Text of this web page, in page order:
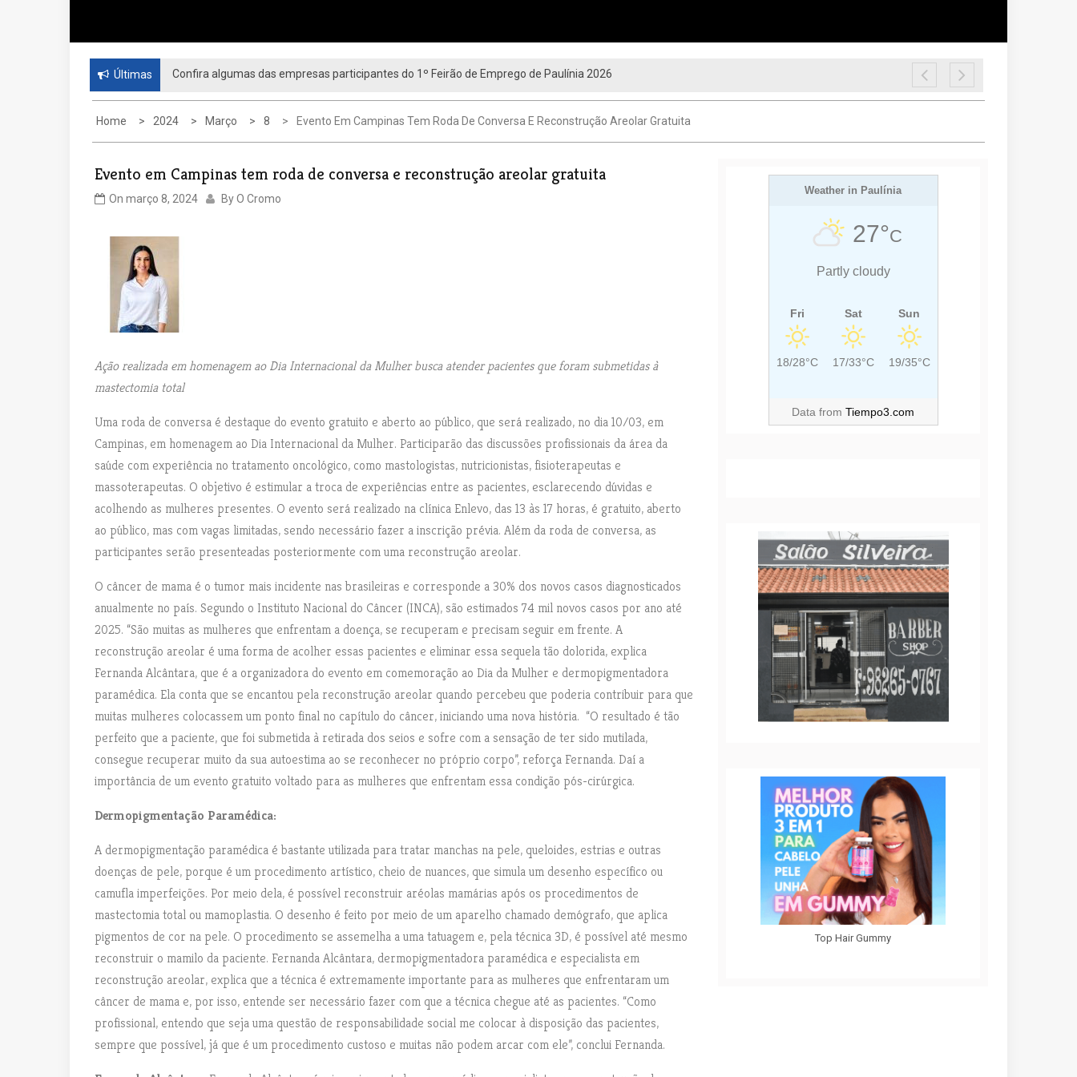
Últimas Confira algumas das empresas participantes do 1º Feirão de Emprego de Paulínia 2026
Home 2024 Março 8 Evento Em Campinas Tem Roda De Conversa E Reconstrução Areolar Gratuita
Evento em Campinas tem roda de conversa e reconstrução areolar gratuita
On março 8, 2024 ByO Cromo
Ação realizada em homenagem ao Dia Internacional da Mulher busca atender pacientes que foram submetidas à
mastectomia total
Uma roda de conversa é destaque do evento gratuito e aberto ao público, que será realizado, no dia 10/03, em
Campinas, em homenagem ao Dia Internacional da Mulher. Participarão das discussões profissionais da área da
saúde com experiência no tratamento oncológico, como mastologistas, nutricionistas, fisioterapeutas e
massoterapeutas. O objetivo é estimular a troca de experiências entre as pacientes, esclarecendo dúvidas e
acolhendo as mulheres presentes. O evento será realizado na clínica Enlevo, das 13 às 17 horas, é gratuito, aberto
ao público, mas com vagas limitadas, sendo necessário fazer a inscrição prévia. Além da roda de conversa, as
participantes serão presenteadas posteriormente com uma reconstrução areolar.
O câncer de mama é o tumor mais incidente nas brasileiras e corresponde a 30% dos novos casos diagnosticados
anualmente no país. Segundo o Instituto Nacional do Câncer (INCA), são estimados 74 mil novos casos por ano até
2025. “São muitas as mulheres que enfrentam a doença, se recuperam e precisam seguir em frente. A
reconstrução areolar é uma forma de acolher essas pacientes e eliminar essa sequela tão dolorida, explica
Fernanda Alcântara, que é a organizadora do evento em comemoração ao Dia da Mulher e dermopigmentadora
paramédica. Ela conta que se encantou pela reconstrução areolar quando percebeu que poderia contribuir para que
muitas mulheres colocassem um ponto final no capítulo do câncer, iniciando uma nova história. “O resultado é tão
perfeito que a paciente, que foi submetida à retirada dos seios e sofre com a sensação de ter sido mutilada,
consegue recuperar muito da sua autoestima ao se reconhecer no próprio corpo”, reforça Fernanda. Daí a
importância de um evento gratuito voltado para as mulheres que enfrentam essa condição pós-cirúrgica.
Dermopigmentação Paramédica:
A dermopigmentação paramédica é bastante utilizada para tratar manchas na pele, queloides, estrias e outras
doenças de pele, porque é um procedimento artístico, cheio de nuances, que simula um desenho específico ou
camufla imperfeições. Por meio dela, é possível reconstruir aréolas mamárias após os procedimentos de
mastectomia total ou mamoplastia. O desenho é feito por meio de um aparelho chamado demógrafo, que aplica
pigmentos de cor na pele. O procedimento se assemelha a uma tatuagem e, pela técnica 3D, é possível até mesmo
reconstruir o mamilo da paciente. Fernanda Alcântara, dermopigmentadora paramédica e especialista em
reconstrução areolar, explica que a técnica é extremamente importante para as mulheres que enfrentaram um
câncer de mama e, por isso, entende ser necessário fazer com que a técnica chegue até as pacientes. “Como
profissional, entendo que seja uma questão de responsabilidade social me colocar à disposição das pacientes,
sempre que possível, já que é um procedimento custoso e muitas não podem arcar com ele”, conclui Fernanda.
Weather in Paulínia
27°C
Partly cloudy
Fri
18/28°C
Sat
17/33°C
Sun
19/35°C
Data fromTiempo3.com
Top Hair Gummy